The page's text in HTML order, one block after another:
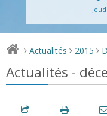
> Actualités > 2015 >
Actualités -